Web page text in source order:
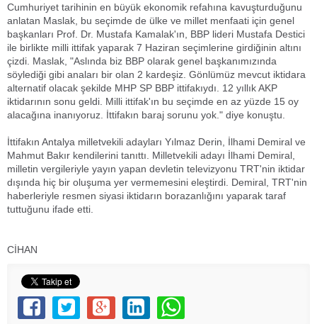
Cumhuriyet tarihinin en büyük ekonomik refahına kavuşturduğunu
anlatan Maslak, bu seçimde de ülke ve millet menfaati için genel
başkanları Prof. Dr. Mustafa Kamalak'ın, BBP lideri Mustafa Destici
ile birlikte milli ittifak yaparak 7 Haziran seçimlerine girdiğinin altını
çizdi. Maslak, "Aslında biz BBP olarak genel başkanımızında
söylediği gibi anaları bir olan 2 kardeşiz. Gönlümüz mevcut iktidara
alternatif olacak şekilde MHP SP BBP ittifakıydı. 12 yıllık AKP
iktidarının sonu geldi. Milli ittifak'ın bu seçimde en az yüzde 15 oy
alacağına inanıyoruz. İttifakın baraj sorunu yok." diye konuştu.
İttifakın Antalya milletvekili adayları Yılmaz Derin, İlhami Demiral ve
Mahmut Bakır kendilerini tanıttı. Milletvekili adayı İlhami Demiral,
milletin vergileriyle yayın yapan devletin televizyonu TRT'nin iktidar
dışında hiç bir oluşuma yer vermemesini eleştirdi. Demiral, TRT'nin
haberleriyle resmen siyasi iktidarın borazanlığını yaparak taraf
tuttuğunu ifade etti.
CİHAN